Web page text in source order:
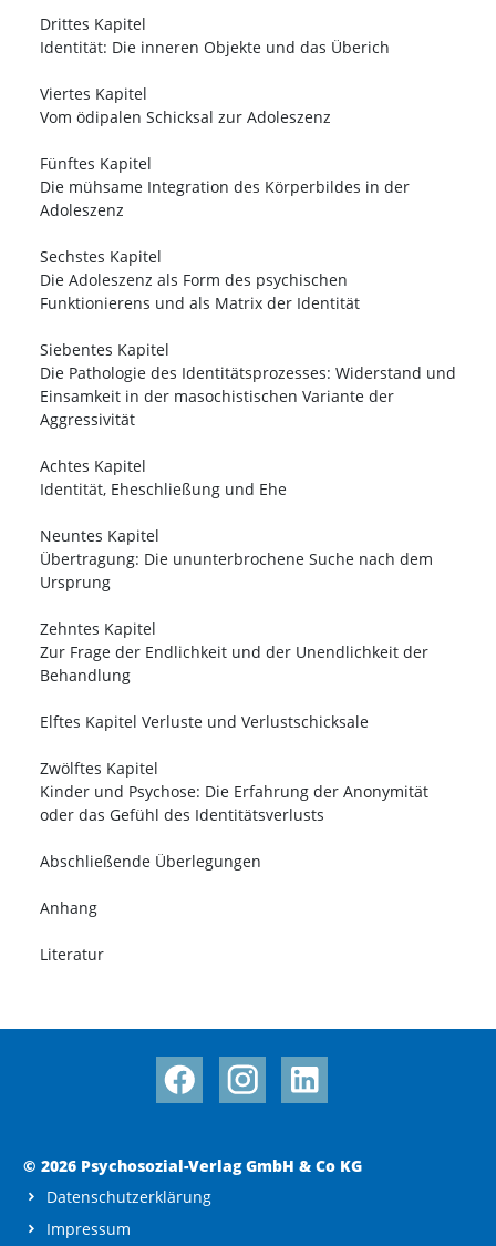
Drittes Kapitel
Identität: Die inneren Objekte und das Überich
Viertes Kapitel
Vom ödipalen Schicksal zur Adoleszenz
Fünftes Kapitel
Die mühsame Integration des Körperbildes in der
Adoleszenz
Sechstes Kapitel
Die Adoleszenz als Form des psychischen
Funktionierens und als Matrix der Identität
Siebentes Kapitel
Die Pathologie des Identitätsprozesses: Widerstand und
Einsamkeit in der masochistischen Variante der
Aggressivität
Achtes Kapitel
Identität, Eheschließung und Ehe
Neuntes Kapitel
Übertragung: Die ununterbrochene Suche nach dem
Ursprung
Zehntes Kapitel
Zur Frage der Endlichkeit und der Unendlichkeit der
Behandlung
Elftes Kapitel Verluste und Verlustschicksale
Zwölftes Kapitel
Kinder und Psychose: Die Erfahrung der Anonymität
oder das Gefühl des Identitätsverlusts
Abschließende Überlegungen
Anhang
Literatur
© 2026 Psychosozial-Verlag GmbH & Co KG
Datenschutzerklärung
Impressum